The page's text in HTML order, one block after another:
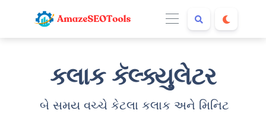
કલાક કૅલ્ક્યુલેટર
બે સમય વચ્ચે કેટલા કલાક અને મિનિટ